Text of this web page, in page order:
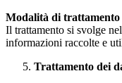
Modalità di trattamento
Il trattamento si svolge
informazioni raccolte e
Trattamento dei